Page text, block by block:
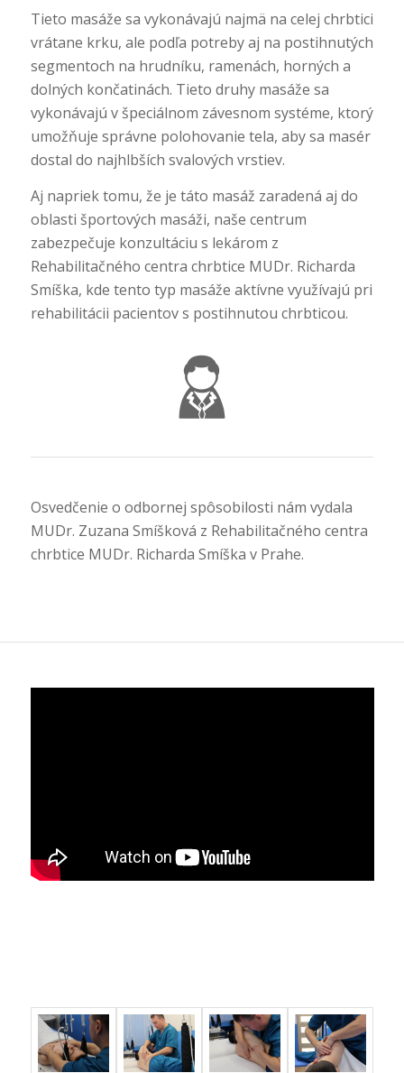
Tieto masáže sa vykonávajú najmä na celej chrbtici
vrátane krku, ale podľa potreby aj na postihnutých
segmentoch na hrudníku, ramenách, horných a
dolných končatinách. Tieto druhy masáže sa
vykonávajú v špeciálnom závesnom systéme, ktorý
umožňuje správne polohovanie tela, aby sa masér
dostal do najhlbších svalových vrstiev.
Aj napriek tomu, že je táto masáž zaradená aj do
oblasti športových masáži, naše centrum
zabezpečuje konzultáciu s lekárom z
Rehabilitačného centra chrbtice MUDr. Richarda
Smíška, kde tento typ masáže aktívne využívajú pri
rehabilitácii pacientov s postihnutou chrbticou.
Osvedčenie o odbornej spôsobilosti nám vydala
MUDr. Zuzana Smíšková z Rehabilitačného centra
chrbtice MUDr. Richarda Smíška v Prahe.